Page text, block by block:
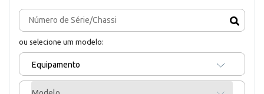
ou selecione um modelo:
Equipamento